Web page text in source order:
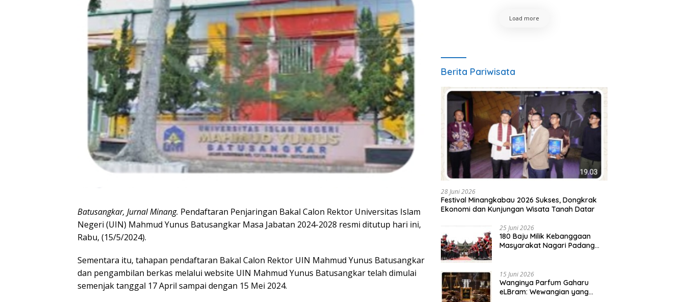
Batusangkar, Jurnal Minang. Pendaftaran Penjaringan Bakal Calon Rektor Universitas Islam
Negeri (UIN) Mahmud Yunus Batusangkar Masa Jabatan 2024-2028 resmi ditutup hari ini,
Rabu, (15/5/2024).
Sementara itu, tahapan pendaftaran Bakal Calon Rektor UIN Mahmud Yunus Batusangkar
dan pengambilan berkas melalui website UIN Mahmud Yunus Batusangkar telah dimulai
semenjak tanggal 17 April sampai dengan 15 Mei 2024.
Load more
Berita Pariwisata
28 Juni 2026
Festival Minangkabau 2026 Sukses, Dongkrak
Ekonomi dan Kunjungan Wisata Tanah Datar
25 Juni 2026
180 Baju Milik Kebanggaan
Masyarakat Nagari Padang
Minangkabau
15 Juni 2026
Wanginya Parfum Gaharu
eLBram: Wewangian yang